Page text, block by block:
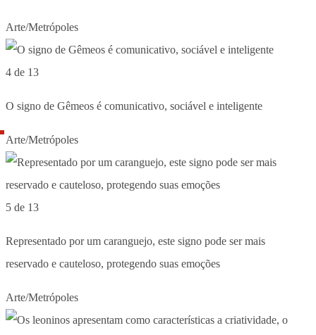
Arte/Metrópoles
4 de 13
O signo de Gêmeos é comunicativo, sociável e inteligente
Arte/Metrópoles
5 de 13
Representado por um caranguejo, este signo pode ser mais
reservado e cauteloso, protegendo suas emoções
Arte/Metrópoles